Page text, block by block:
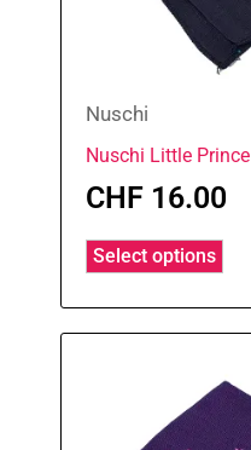
Nuschi
Nuschi Little Prince
CHF 16.00
Select options